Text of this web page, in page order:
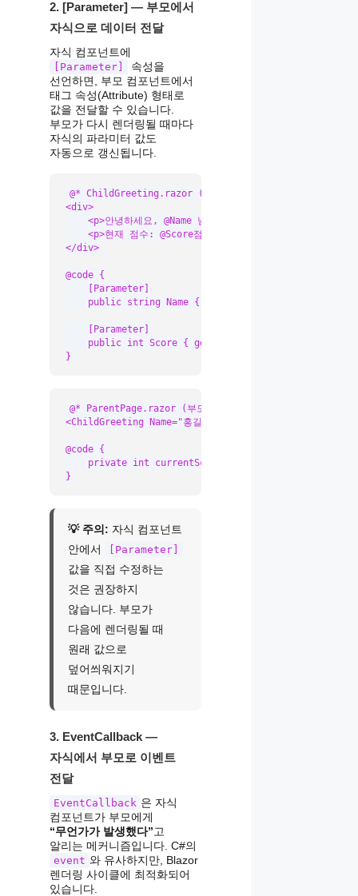
2. [Parameter] — 부모에서
자식으로 데이터 전달
자식 컴포넌트에
[Parameter]
속성을
선언하면, 부모 컴포넌트에서
태그 속성(Attribute) 형태로
값을 전달할 수 있습니다.
부모가 다시 렌더링될 때마다
자식의 파라미터 값도
자동으로 갱신됩니다.
@* ChildGreeting.razor (자식 컴포넌트) *@
<div>
    <p>안녕하세요, @Name 님!</p>
    <p>현재 점수: @Score점</p>
</div>
@code {
    [Parameter]
    public string Name { get; set; } = string.Empty;
    [Parameter]
    public int Score { get; set; }
}
@* ParentPage.razor (부모 컴포넌트) *@
<ChildGreeting Name="홍길동" Score="@currentScore" />
@code {
    private int currentScore = 95;
}
💡 주의: 자식 컴포넌트
안에서
[Parameter]
값을 직접 수정하는
것은 권장하지
않습니다. 부모가
다음에 렌더링될 때
원래 값으로
덮어씌워지기
때문입니다.
3. EventCallback —
자식에서 부모로 이벤트
전달
EventCallback 은 자식
컴포넌트가 부모에게
“무언가가 발생했다”고
알리는 메커니즘입니다. C#의
event 와 유사하지만, Blazor
렌더링 사이클에 최적화되어
있습니다.